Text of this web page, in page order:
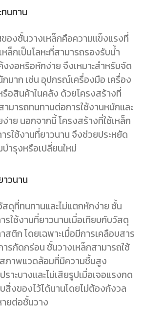
นทาน
งชั้นวางเหล็กคือความแข็งแรงที่
ล็กเป็นโลหะที่สามารถรองรับน้ำ
งงอหรือหักง่าย จึงเหมาะสำหรับจัด
มาก เช่น อุปกรณ์เครื่องมือ เครื่อง
อสินค้าในคลัง ด้วยโครงสร้างที่
มารถทนทานต่อการใช้งานหนักและ
าย นอกจากนี้ โครงสร้างที่ใช้เหล็ก
ใช้งานที่ยาวนาน จึงช่วยประหยัด
ำรุงหรือเปลี่ยนใหม่
าวนาน
สดุที่ทนทานและไม่แตกหักง่าย ชั้น
รใช้งานที่ยาวนานเมื่อเทียบกับวัสดุ
สติก โดยเฉพาะเมื่อมีการเคลือบสาร
รกัดกร่อน ชั้นวางเหล็กสามารถใช้
ภาพแวดล้อมที่มีความชื้นสูง
ราะบางและไม่เสียรูปเมื่อเจอแรงกด
สิ่งของไว้ได้นานโดยไม่ต้องกังวล
ายต่อชั้นวาง